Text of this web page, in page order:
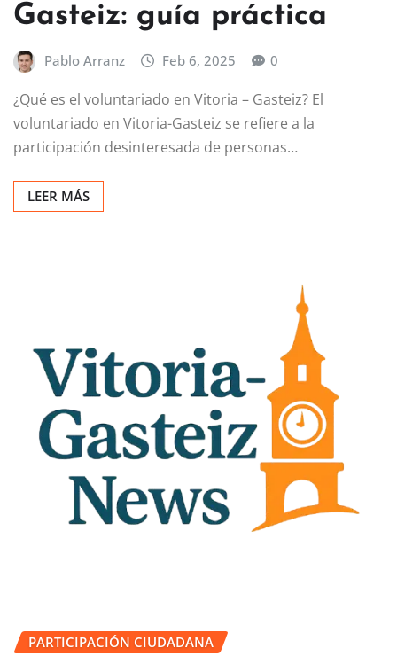
Gasteiz: guía práctica
Pablo Arranz Feb 6, 2025 0
¿Qué es el voluntariado en Vitoria – Gasteiz? El
voluntariado en Vitoria-Gasteiz se refiere a la
participación desinteresada de personas…
LEER MÁS
PARTICIPACIÓN CIUDADANA